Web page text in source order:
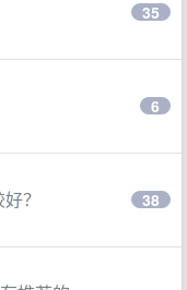
35
6
？ 38